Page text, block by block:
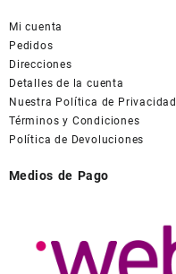
Mi cuenta
Pedidos
Direcciones
Detalles de la cuenta
Nuestra Política de Privacidad
Términos y Condiciones
Política de Devoluciones
Medios de Pago